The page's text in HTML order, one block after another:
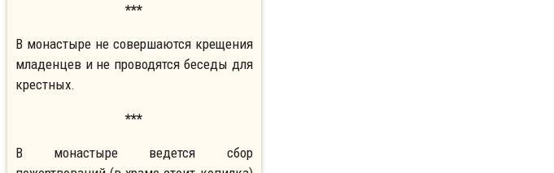
***
В монастыре не совершаются крещения
младенцев и не проводятся беседы для
крестных.
***
В монастыре ведется сбор